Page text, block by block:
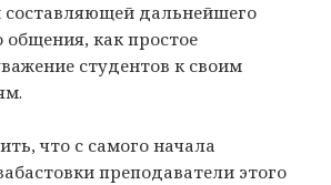
дальнейшего
общения, как простое
студентов к своим
что с самого начала
преподаватели этого